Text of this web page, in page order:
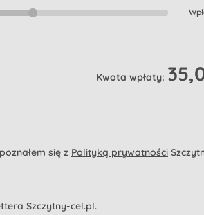
Kwota wpłaty:
się z Polityką prywatności
Szczytny-cel.pl.